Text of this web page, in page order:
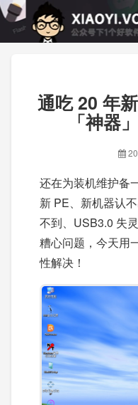
通吃 20 年
「神器
还在为装机维护备
新 PE、新机器认
不到、USB3.0 失
糟心问题，今天用
性解决！